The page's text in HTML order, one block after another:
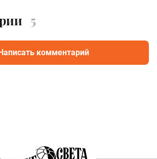
5
комментарий